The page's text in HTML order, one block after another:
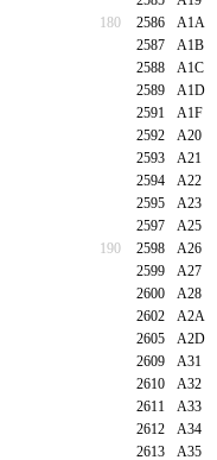
180
2586 A1A
2587
A1B
2588
A1C
2589
A1D
2591
A1F
2592
A20
2593
A21
2594
A22
2595
A23
2597
A25
190
2598 A26
2599
A27
2600
A28
2602
A2A
2605
A2D
2609
A31
2610
A32
2611
A33
2612
A34
2613
A35